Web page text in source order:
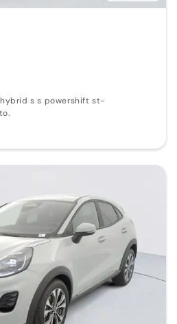
s s powershift st-